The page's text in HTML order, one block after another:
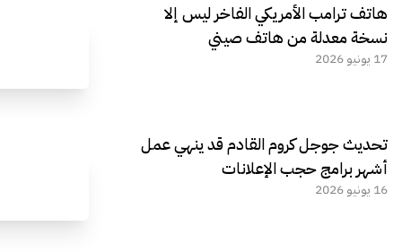
هاتف ترامب الأمريكي الفاخر ليس إلا
نسخة معدلة من هاتف صيني
17 يونيو 2026
تحديث جوجل كروم القادم قد ينهي عمل
أشهر برامج حجب الإعلانات
16 يونيو 2026